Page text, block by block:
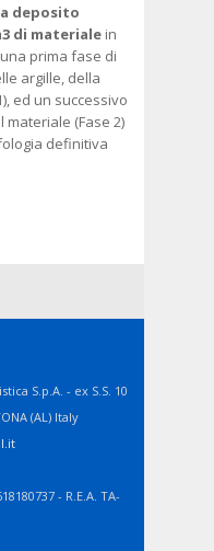
deposito
di materiale in
prima fase di
argille, della
ed un successivo
(Fase 2)
definitiva
S.p.A. - ex S.S. 10
(AL) Italy
- R.E.A. TA-